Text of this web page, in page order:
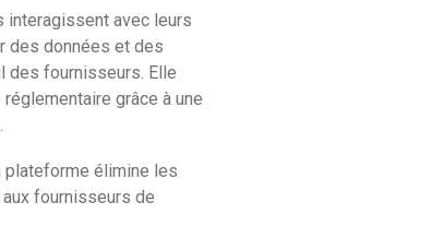
en matière de soumission
approfondie de votre supply chain.
interagissent avec leurs
des données et des
des fournisseurs. Elle
grâce à une
plateforme élimine les
fournisseurs de